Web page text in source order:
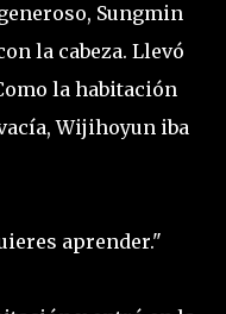
Sungmin
la cabeza. Llevó
la habitación
Wijihoyun iba
aprender."